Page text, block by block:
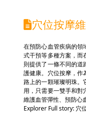
穴位按摩
在預防心血管疾病的領
式干預等多種方案，而
則提供了一條不同的
護健康。穴位按摩，作
路上的一顆璀璨明珠。
用，只需要一雙手和
維護血管彈性、預防心
Explorer Full story: 穴